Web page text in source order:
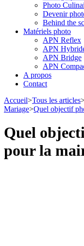
Photo
Devenir
Behind the
Matériels photo
APN Reflex
APN
APN Bridge
APN
A propos
Contact
Accueil>Tous les articles
Mariage>Quel objectif
Quel
pour la